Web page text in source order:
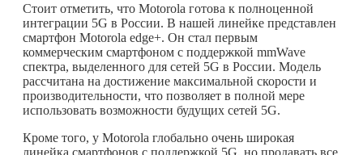
Стоит отметить, что Motorola готова к полноценной
интеграции 5G в России. В нашей линейке представлен
смартфон Motorola edge+. Он стал первым
коммерческим смартфоном с поддержкой mmWave
спектра, выделенного для сетей 5G в России. Модель
рассчитана на достижение максимальной скорости и
производительности, что позволяет в полной мере
использовать возможности будущих сетей 5G.
Кроме того, у Motorola глобально очень широкая
линейка смартфонов с поддержкой 5G, но продавать все